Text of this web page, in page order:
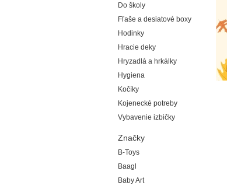
Do školy
Fľaše a desiatové boxy
Hodinky
Hracie deky
Hryzadlá a hrkálky
Hygiena
Kočíky
Kojenecké potreby
Vybavenie izbičky
Značky
B-Toys
Baagl
Baby Art